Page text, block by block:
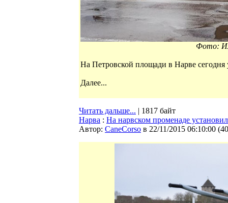
Фото:
На Петровской площади в Нарве
Далее...
Читать дальше... | 1817 байт
Нарва : На нарвском променаде
Автор: CaneCorso в 22/11/2015 06:10:00 (